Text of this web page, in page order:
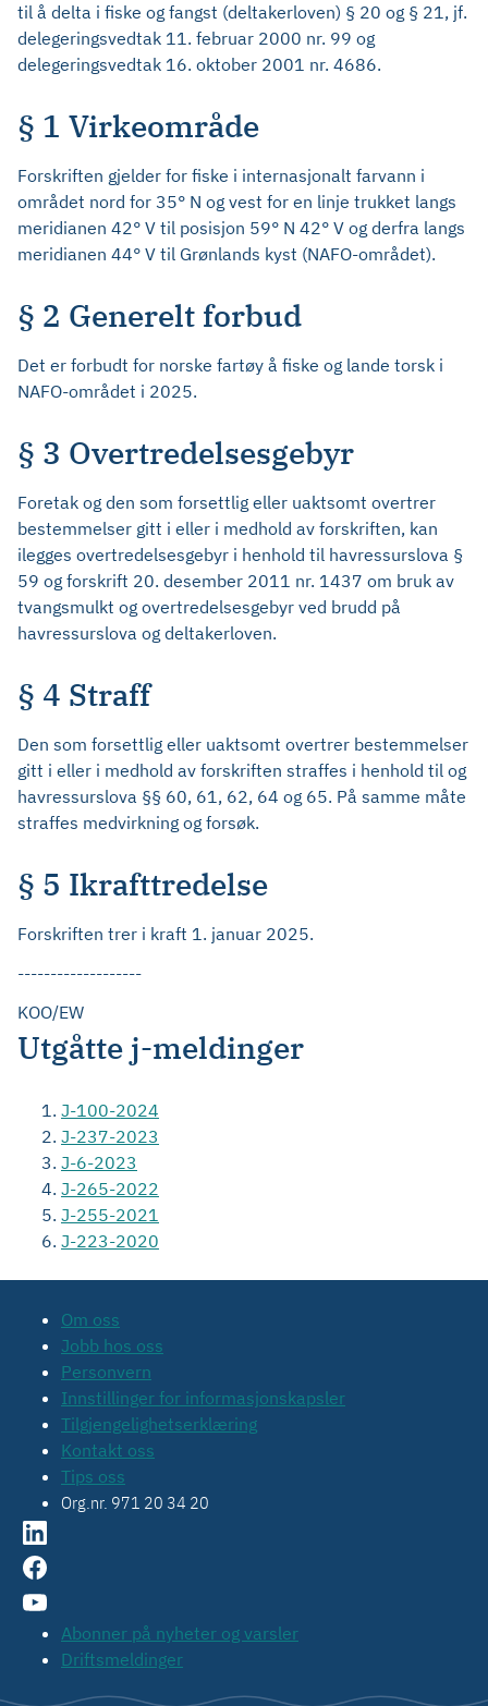
til å delta i fiske og fangst (deltakerloven) § 20 og § 21, jf.
delegeringsvedtak 11. februar 2000 nr. 99 og
delegeringsvedtak 16. oktober 2001 nr. 4686.
§ 1 Virkeområde
Forskriften gjelder for fiske i internasjonalt farvann i
området nord for 35° N og vest for en linje trukket langs
meridianen 42° V til posisjon 59° N 42° V og derfra langs
meridianen 44° V til Grønlands kyst (NAFO-området).
§ 2 Generelt forbud
Det er forbudt for norske fartøy å fiske og lande torsk i
NAFO-området i 2025.
§ 3 Overtredelsesgebyr
Foretak og den som forsettlig eller uaktsomt overtrer
bestemmelser gitt i eller i medhold av forskriften, kan
ilegges overtredelsesgebyr i henhold til havressurslova §
59 og forskrift 20. desember 2011 nr. 1437 om bruk av
tvangsmulkt og overtredelsesgebyr ved brudd på
havressurslova og deltakerloven.
§ 4 Straff
Den som forsettlig eller uaktsomt overtrer bestemmelser
gitt i eller i medhold av forskriften straffes i henhold til og
havressurslova §§ 60, 61, 62, 64 og 65. På samme måte
straffes medvirkning og forsøk.
§ 5 Ikrafttredelse
Forskriften trer i kraft 1. januar 2025.
-------------------
KOO/EW
Utgåtte j-meldinger
J-100-2024
J-237-2023
J-6-2023
J-265-2022
J-255-2021
J-223-2020
Om oss
Jobb hos oss
Personvern
Innstillinger for informasjonskapsler
Tilgjengelighetserklæring
Kontakt oss
Tips oss
Org.nr. 971 20 34 20
Abonner på nyheter og varsler
Driftsmeldinger